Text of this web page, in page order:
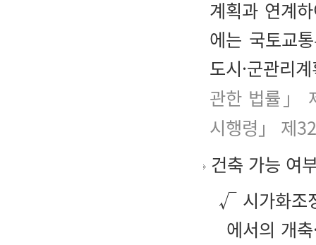
계획과 연계
에는 국토교
도시·군관리
관한 법률」
시행령」 제
건축 가능 여
√ 시가화조
에서의 개